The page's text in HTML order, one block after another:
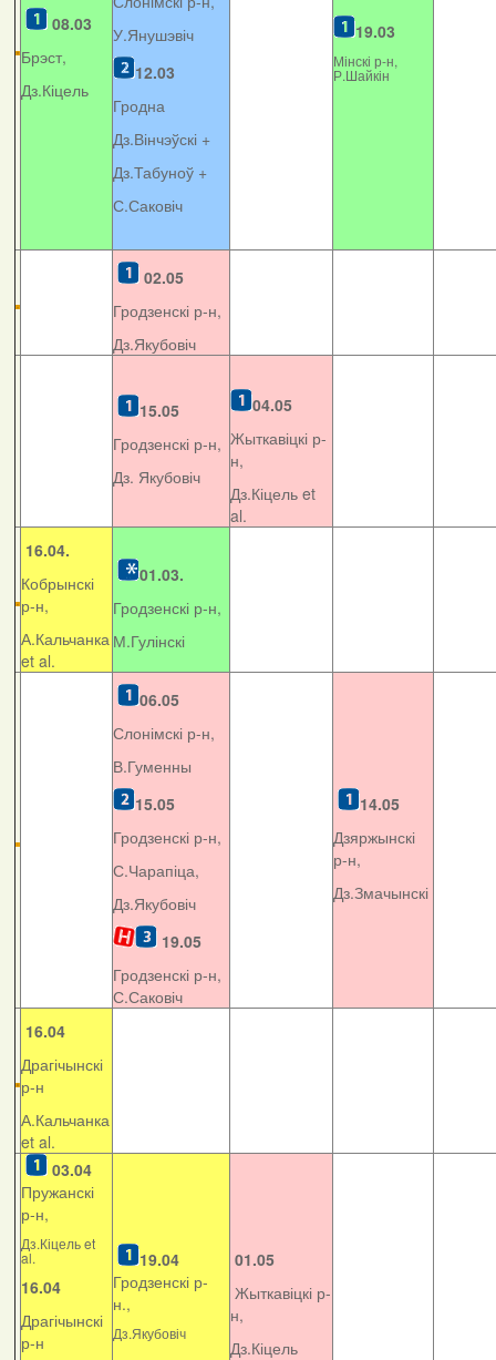
08.03
Брэст,
Дз.Кіцель
У.Янушэвіч
12.03
Гродна
Дз.Вінчэўскі +
Дз.Табуноў +
С.Саковіч
19.03
Мінскі р-н,
Р.Шайкін
02.05
Гродзенскі р-н,
Дз.Якубовіч
15.05
Гродзенскі р-н,
Дз. Якубовіч
04.05
Жыткавіцкі р-
н,
Дз.Кіцель et
al.
16.04.
Кобрынскі
р-н,
А.Кальчанка
et al.
01.03.
Гродзенскі р-н,
М.Гулінскі
06.05
Слонімскі р-н,
В.Гуменны
15.05
Гродзенскі р-н,
С.Чарапіца,
Дз.Якубовіч
19.05
Гродзенскі р-н,
С.Саковіч
14.05
Дзяржынскі
р-н,
Дз.Змачынскі
16.04
Драгічынскі
р-н
А.Кальчанка
et al.
03.04
Пружанскі
р-н,
Дз.Кіцель et
al.
16.04
Драгічынскі
р-н
19.04
Гродзенскі р-
н.,
Дз.Якубовіч
01.05
Жыткавіцкі р-
н,
Дз.Кіцель